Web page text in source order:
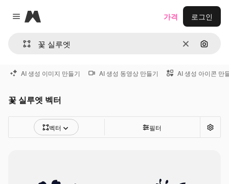
Close menu
Magnific
지우기이미지
가격 로그인
AI 생성 이미지 만들기 AI 생성 동영상 만들기 AI 생성 아이콘 만
꽃 실루엣 벡터
벡터 필터